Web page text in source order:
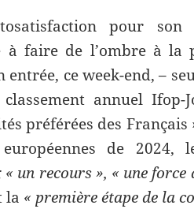
pour
à faire de l’ombre à
entrée, ce week-end, –
annuel
préférées des Français
de 2024,
un recours », « une force
la « première étape de la